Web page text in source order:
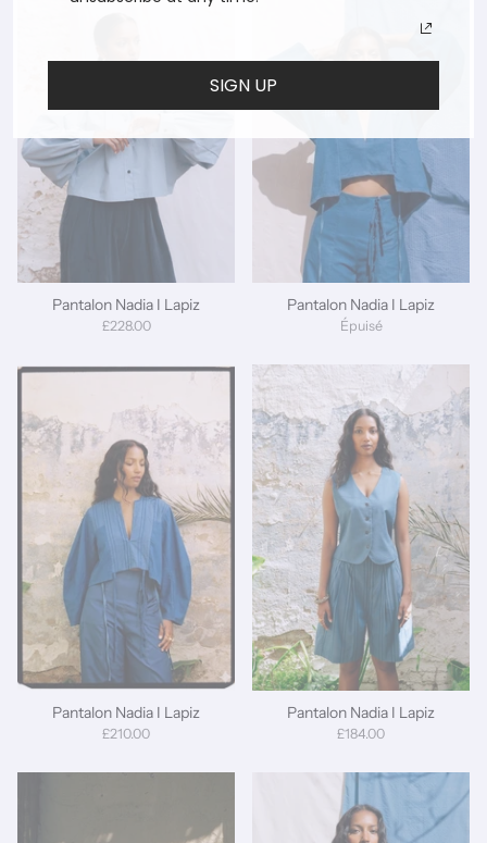
Pantalon Nadia I Lapiz
£228.00
Pantalon Nadia I Lapiz
Épuisé
Pantalon Nadia I Lapiz
£210.00
Pantalon Nadia I Lapiz
£184.00
SIGN UP